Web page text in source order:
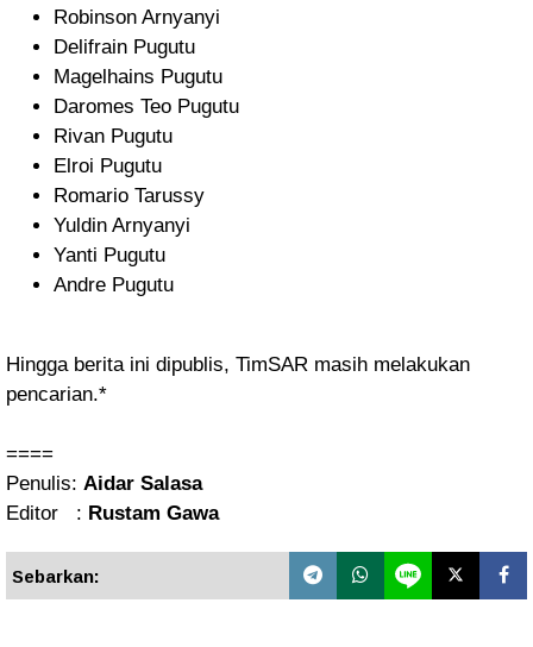
Robinson Arnyanyi
Delifrain Pugutu
Magelhains Pugutu
Daromes Teo Pugutu
Rivan Pugutu
Elroi Pugutu
Romario Tarussy
Yuldin Arnyanyi
Yanti Pugutu
Andre Pugutu
Hingga berita ini dipublis, TimSAR masih melakukan
pencarian.*
====
Penulis: Aidar Salasa
Editor : Rustam Gawa
Sebarkan: